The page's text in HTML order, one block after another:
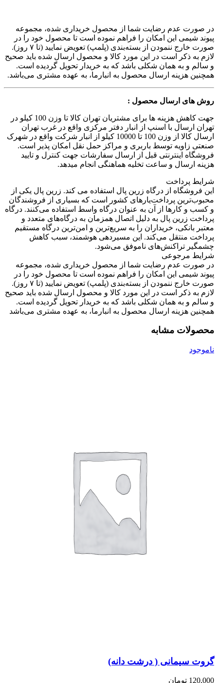
در صورت عدم رضایت شما از محصول خریداری شده، مجموعه
پیوند شیمی این امکان را فراهم نموده است تا محصول خود را در
صورت خارج ننمودن از بسته‌بندی (پلمپ) تعویض نمایید (تا ۷ روز).
لازم به ذکر است در این مورد کالا و محصول ارسال شده باید صحیح
و سالم و به همان شکلی باشد که به خریدار تحویل گردیده است.
همچنین هزینه ارسال محصول به انبارما، به عهده مشتری می‌باشد.
روش های ارسال محصول :
جهت کاهش هزینه ها برای مشتریان تهران کالا تا وزن 100 کیلو در
تهران ارسال با اسنپ از انبار دفتر مرکزی واقع در غرب تهران
ارسال کالا از وزن 100 تا 10000 کیلو از انبار شرکت واقع در شهرک
صنعتی زاویه توسط باربری و مراکز حمل نقل امکان پذیر است.
فروشگاه اینترنتی قبل از ارسال سفارشات جهت کنترل و تایید
هزینه ارسال و ساعت تخلیه هماهنگی انجام میدهد.
شرایط پرداخت
این فروشگاه از درگاه زرین پال استفاده می کند. زرین پال یکی از
محبوب‌ترین پرداخت‌یارهای کشور است که بسیاری از فروشندگان
و کسب و کارها از آن به عنوان درگاه واسط استفاده می‌کنند. درگاه
پرداخت زرین پال به دلیل اتصال همزمان به درگاه‌های متعدد و
معتبر بانکی، خریداران را به سریع‌ترین و امن‌ترین درگاه مستقیم
پرداخت منتقل می‌کند. این مسیردهی هوشمند، سبب کاهش
چشمگیر تراکنش‌های ناموفق می‌شود.
شرایط مرجوعی
در صورت عدم رضایت شما از محصول خریداری شده، مجموعه
پیوند شیمی این امکان را فراهم نموده است تا محصول خود را در
صورت خارج ننمودن از بسته‌بندی (پلمپ) تعویض نمایید (تا ۷ روز).
لازم به ذکر است در این مورد کالا و محصول ارسال شده باید صحیح
و سالم و به همان شکلی باشد که به خریدار تحویل گردیده است.
همچنین هزینه ارسال محصول به انبارما، به عهده مشتری می‌باشد
محصولات مشابه
ناموجود
گروت سیمانی ( درشت دانه)
120,000 تومان